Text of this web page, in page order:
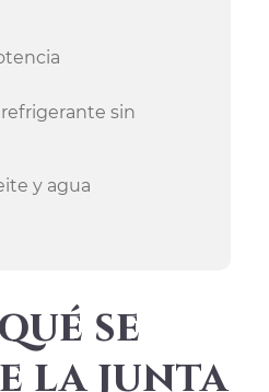
sin
y agua
se
la junta